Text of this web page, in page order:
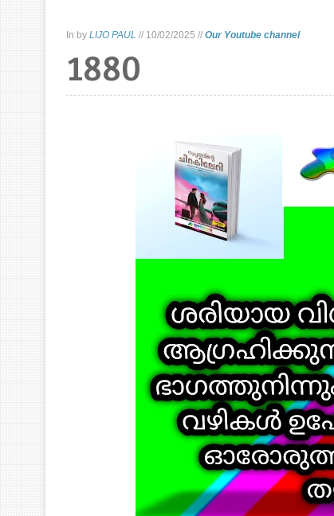
In by LIJO PAUL // 10/02/2025 // Our Youtube channel
1880